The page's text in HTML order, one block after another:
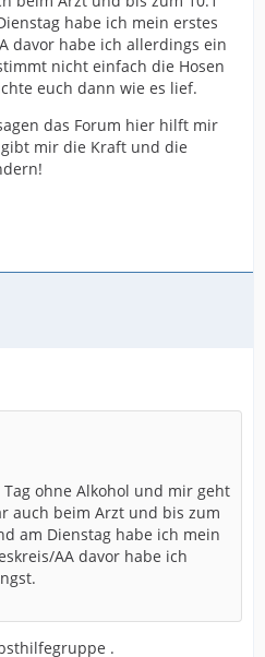
habe ich mein erstes
davor habe ich allerdings ein
nicht einfach die Hosen
euch dann wie es lief.
das Forum hier hilft mir
mir die Kraft und die
ohne Alkohol und mir geht
auch beim Arzt und bis zum
am Dienstag habe ich mein
AA davor habe ich
.